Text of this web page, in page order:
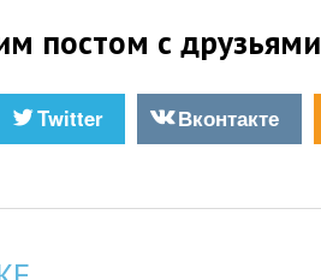
постом с друзьями
Twitter Вконтакте